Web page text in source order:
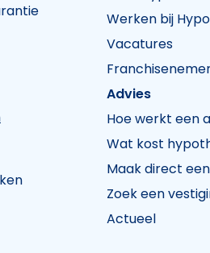
Werken bij
Vacatures
Advies
Hoe werkt een
Wat kost
Maak direct
Zoek een
Actueel